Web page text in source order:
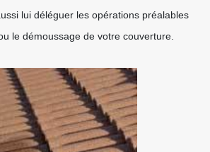
lui déléguer les opérations préalables
le démoussage de votre couverture.